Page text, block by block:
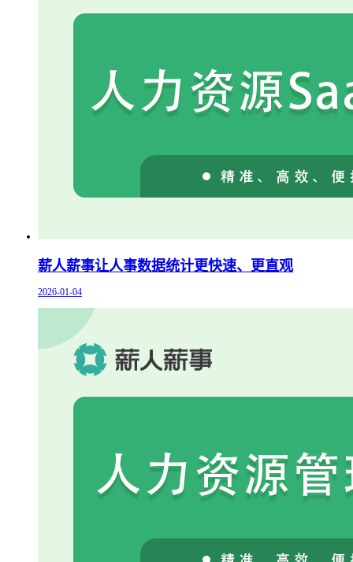
薪人薪事让人事数据统计更快速、更直观
2026-01-04